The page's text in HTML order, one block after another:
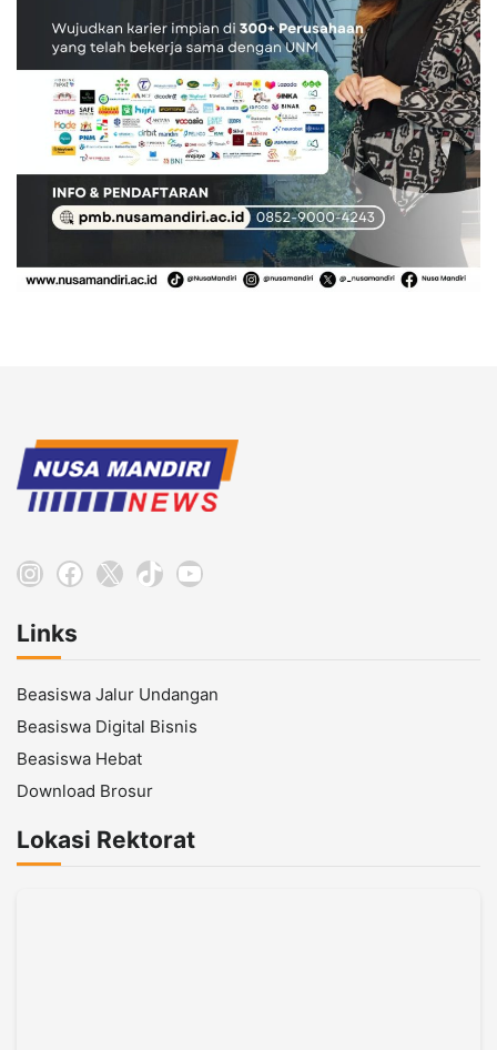
Instagram
Facebook
X TikTokYouTube
Links
Beasiswa Jalur Undangan
Beasiswa Digital Bisnis
Beasiswa Hebat
Download Brosur
Lokasi Rektorat